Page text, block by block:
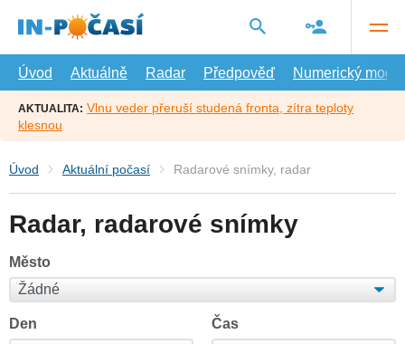
hlavní
Úvod
Aktuálně Radar Předpověď Numerický model
AKTUALITA: Vlnu veder přeruší studená fronta, zítra teploty
klesnou
Úvod Aktuální počasí Radarové snímky, radar
Radar, radarové snímky
Město
Den Čas